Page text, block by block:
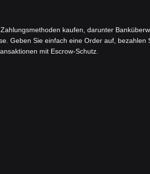
kaufen, darunter
Geben Sie einfach eine Order auf, bezahlen
mit Escrow-Schutz.